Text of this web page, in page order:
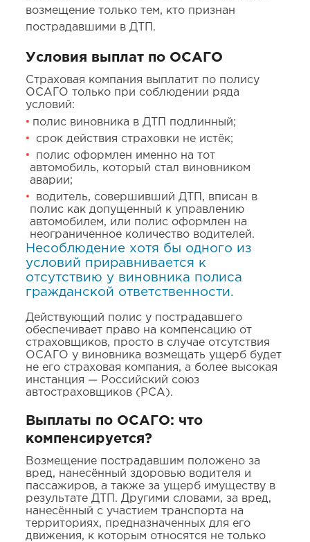
возмещение только тем, кто признан
пострадавшими в ДТП.
Условия выплат по ОСАГО
Страховая компания выплатит по полису
ОСАГО только при соблюдении ряда
условий:
полис виновника в ДТП подлинный;
срок действия страховки не истёк;
полис оформлен именно на тот
автомобиль, который стал виновником
аварии;
водитель, совершивший ДТП, вписан в
полис как допущенный к управлению
автомобилем, или полис оформлен на
неограниченное количество водителей.
Несоблюдение хотя бы одного из
условий приравнивается к
отсутствию у виновника полиса
гражданской ответственности.
Действующий полис у пострадавшего
обеспечивает право на компенсацию от
страховщиков, просто в случае отсутствия
ОСАГО у виновника возмещать ущерб будет
не его страховая компания, а более высокая
инстанция — Российский союз
автостраховщиков (РСА).
Выплаты по ОСАГО: что
компенсируется?
Возмещение пострадавшим положено за
вред, нанесённый здоровью водителя и
пассажиров, а также за ущерб имуществу в
результате ДТП. Другими словами, за вред,
нанесённый с участием транспорта на
территориях, предназначенных для его
движения, к которым относятся не только